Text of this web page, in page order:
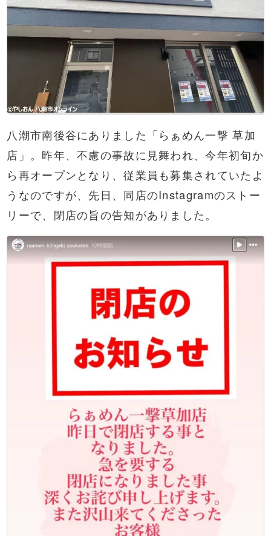
八潮市南後谷にありました「らぁめん一撃 草加
店」。昨年、不慮の事故に見舞われ、今年初旬か
ら再オープンとなり、従業員も募集されていたよ
うなのですが、先日、同店のInstagramのストー
リーで、閉店の旨の告知がありました。